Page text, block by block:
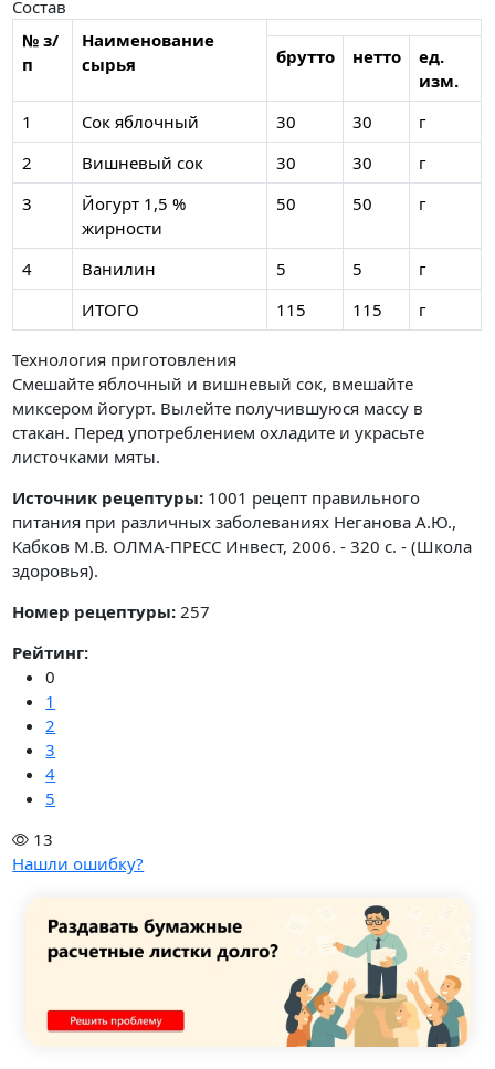
Состав
№ з/
п
Наименование
сырья
брутто нетто
ед.
изм.
1
Сок яблочный 30 30
г
2
Вишневый сок 30 30
г
3
Йогурт 1,5 %
жирности
50 50 г
4 Ванилин 5 5
г
ИТОГО
115 115 г
Технология приготовления
Смешайте яблочный и вишневый сок, вмешайте
миксером йогурт. Вылейте получившуюся массу в
стакан. Перед употреблением охладите и украсьте
листочками мяты.
Источник рецептуры: 1001 рецепт правильного
питания при различных заболеваниях Неганова А.Ю.,
Кабков М.В. ОЛМА-ПРЕСС Инвест, 2006. - 320 с. - (Школа
здоровья).
Номер рецептуры: 257
Рейтинг:
0
1
2
3
4
5
13
Нашли ошибку?